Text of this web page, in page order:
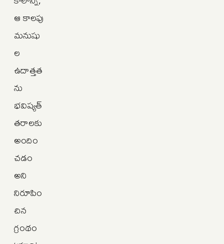
ఆ కాలపు
మనుషు
ల
ఉదాత్తత
ను
భవిష్యత్‌
తరాలకు
అందిం
చడం
అని
నిరూపిం
చిన
గ్రంథం